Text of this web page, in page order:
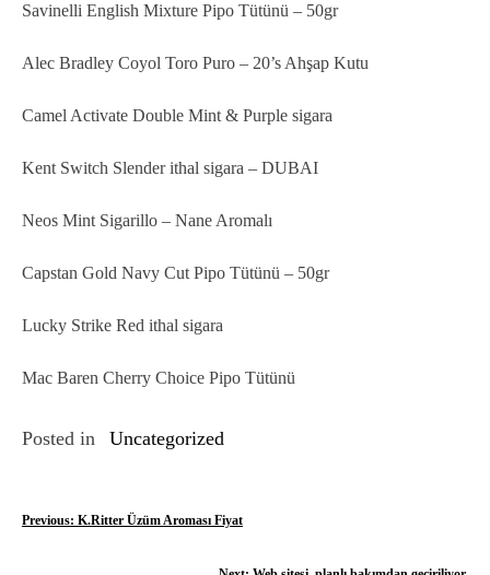
Savinelli English Mixture Pipo Tütünü – 50gr
Alec Bradley Coyol Toro Puro – 20’s Ahşap Kutu
Camel Activate Double Mint & Purple sigara
Kent Switch Slender ithal sigara – DUBAI
Neos Mint Sigarillo – Nane Aromalı
Capstan Gold Navy Cut Pipo Tütünü – 50gr
Lucky Strike Red ithal sigara
Mac Baren Cherry Choice Pipo Tütünü
Posted in Uncategorized
Y
Previous: K.Ritter Üzüm Aroması Fiyat